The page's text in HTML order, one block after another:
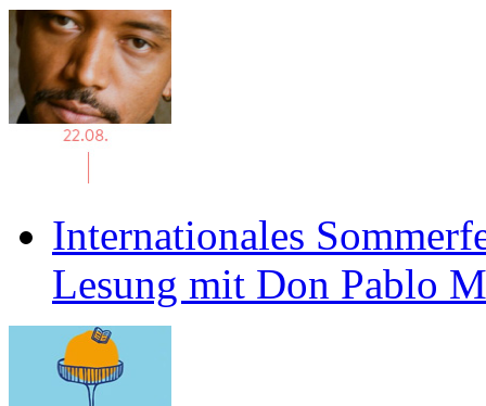
Internationales
Lesung mit Don Pablo